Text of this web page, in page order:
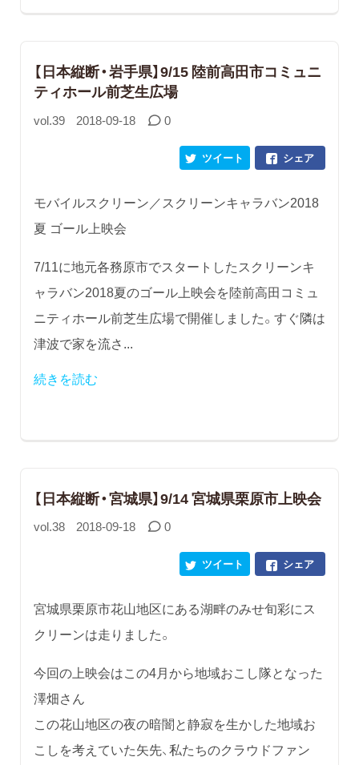
【日本縦断・岩手県】9/15 陸前高田市コミュニ
ティホール前芝生広場
vol.39 2018-09-18 0
シェア
ツイート
モバイルスクリーン／スクリーンキャラバン2018
夏 ゴール上映会
7/11に地元各務原市でスタートしたスクリーンキ
ャラバン2018夏のゴール上映会を陸前高田コミュ
ニティホール前芝生広場で開催しました。すぐ隣は
津波で家を流さ...
続きを読む
【日本縦断・宮城県】9/14 宮城県栗原市上映会
vol.38 2018-09-18 0
シェア
ツイート
宮城県栗原市花山地区にある湖畔のみせ旬彩にス
クリーンは走りました。
今回の上映会はこの4月から地域おこし隊となった
澤畑さん
この花山地区の夜の暗闇と静寂を生かした地域お
こしを考えていた矢先、私たちのクラウドファン